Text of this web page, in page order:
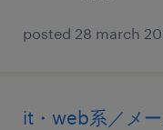
posted 28 march
it・web系／メ